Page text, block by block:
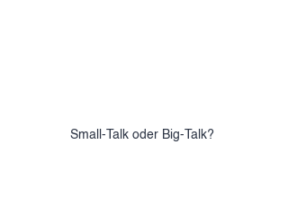
Small-Talk oder Big-Talk?